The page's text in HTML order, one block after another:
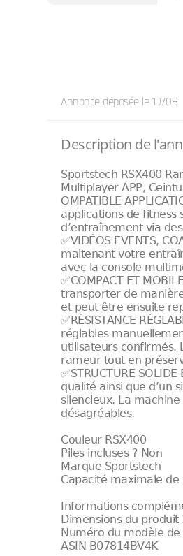
Annonce déposée le 10/08
Description de
Sportstech RSX400
Multiplayer APP,
OMPATIBLE
applications de
d’entraînement via
✅VIDÉOS EVENTS,
maitenant votre
avec la console
✅COMPACT ET
transporter de
et peut être ensuite
✅RÉSISTANCE
réglables
utilisateurs confirmés.
rameur tout en
✅STRUCTURE
qualité ainsi que d’un
silencieux. La
désagréables.
Couleur RSX400
Piles incluses ? Non
Marque Sportstech
Capacité maximale de
Informations
Dimensions du
Numéro du modèle de
ASIN B07814BV4K